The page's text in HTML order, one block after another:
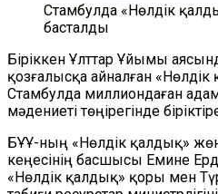
Стамбулда «Нөлдік
басталды
Біріккен Ұлттар Ұйымы
қозғалысқа айналған
Стамбулда миллиондаған
мәдениеті төңірегінде
БҰҰ-ның «Нөлдік қалдық»
кеңесінің басшысы Емине
«Нөлдік қалдық» қоры мен